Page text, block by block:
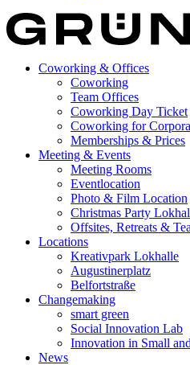
Coworking & Offices
Coworking
Team Offices
Coworking Day Ticket
Coworking for
Memberships & Prices
Meeting & Events
Meeting Rooms
Eventlocation
Photo & Film Location
Christmas Party
Offsites, Retreats &
Locations
Kreativpark Lokhalle
Augustinerplatz
Belfortstraße
Changemaking
smart green
Social Innovation Lab
Innovation in Small
News